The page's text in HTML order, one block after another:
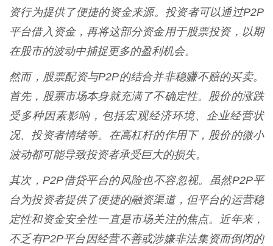
资行为提供了便捷的资金来源。投资者可以通过P2P
平台借入资金，再将这部分资金用于股票投资，以期
在股市的波动中捕捉更多的盈利机会。
然而，股票配资与P2P的结合并非稳赚不赔的买卖。
首先，股票市场本身就充满了不确定性。股价的涨跌
受多种因素影响，包括宏观经济环境、企业经营状
况、投资者情绪等。在高杠杆的作用下，股价的微小
波动都可能导致投资者承受巨大的损失。
其次，P2P借贷平台的风险也不容忽视。虽然P2P平
台为投资者提供了便捷的融资渠道，但平台的运营稳
定性和资金安全性一直是市场关注的焦点。近年来，
不乏有P2P平台因经营不善或涉嫌非法集资而倒闭的